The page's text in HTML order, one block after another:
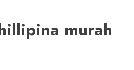
murah